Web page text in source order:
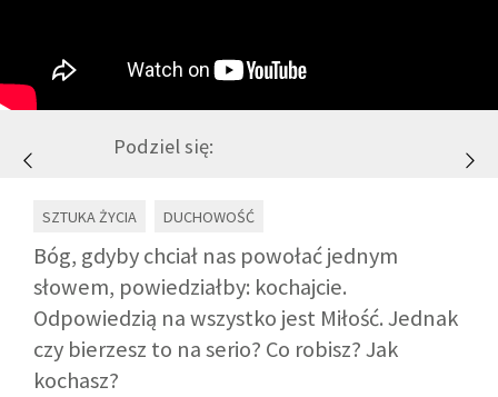
GALERIA
PARTNERZY
NEWSLETTER
Podziel się:
SZTUKA ŻYCIA DUCHOWOŚĆ
Bóg, gdyby chciał nas powołać jednym
słowem, powiedziałby: kochajcie.
Odpowiedzią na wszystko jest Miłość. Jednak
czy bierzesz to na serio? Co robisz? Jak
kochasz?